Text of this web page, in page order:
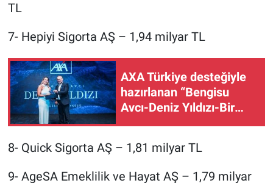
TL
7- Hepiyi Sigorta AŞ – 1,94 milyar TL
AXA Türkiye desteğiyle
hazırlanan “Bengisu
Avcı-Deniz Yıldızı-Bir
Cesaret Öyküsü”
yapıldı
8- Quick Sigorta AŞ – 1,81 milyar TL
9- AgeSA Emeklilik ve Hayat AŞ – 1,79 milyar